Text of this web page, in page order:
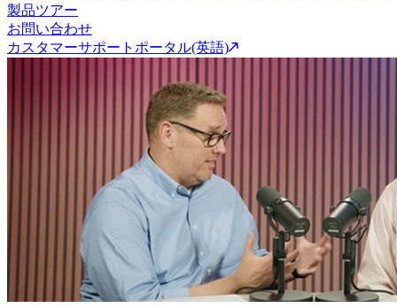
製品ツアー
お問い合わせ
カスタマーサポートポータル(英語)